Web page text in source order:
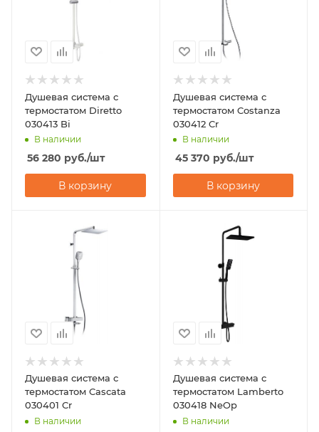
Душевая система с
термостатом Diretto
030413 Bi
В наличии
56 280 руб./шт
В корзину
Душевая система с
термостатом Costanza
030412 Cr
В наличии
45 370 руб./шт
В корзину
Душевая система с
термостатом Cascata
030401 Cr
В наличии
Душевая система с
термостатом Lamberto
030418 NeOp
В наличии